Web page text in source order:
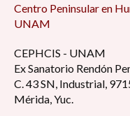
Centro Peninsular en
UNAM
CEPHCIS - UNAM
Ex Sanatorio Rendón
C. 43 SN, Industrial,
Mérida, Yuc.